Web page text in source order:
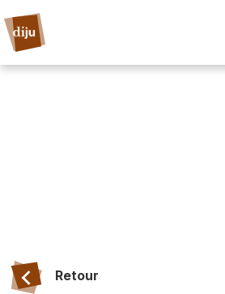
Retour